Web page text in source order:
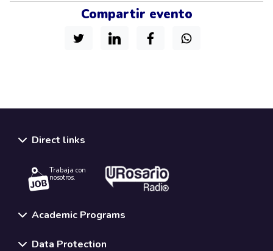
Compartir evento
Direct links
Trabaja con
nosotros.
Academic Programs
Data Protection